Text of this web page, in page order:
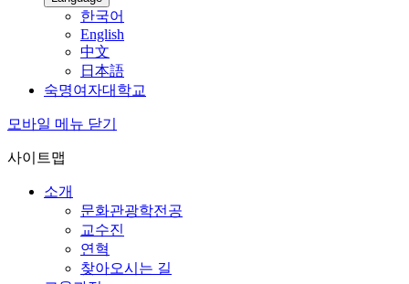
한국어
English
中文
日本語
숙명여자대학교
모바일 메뉴 닫기
사이트맵
소개
문화관광학전공
교수진
연혁
찾아오시는 길